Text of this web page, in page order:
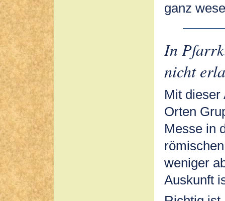
ganz
In
nicht
Mit dieser
Orten
Messe in
weniger
Auskunft